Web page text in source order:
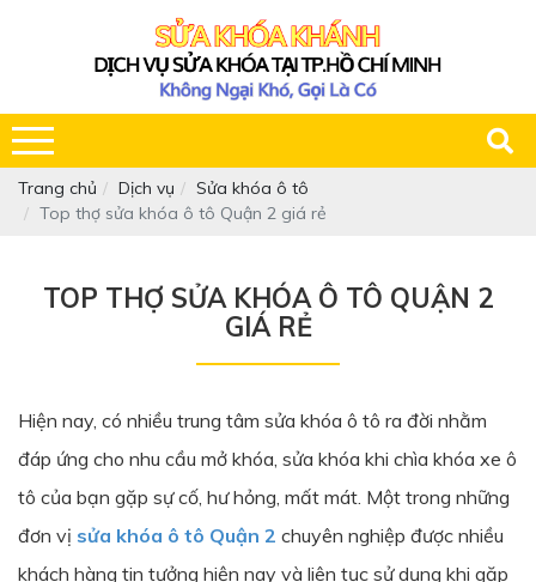
Trang chủ Dịch vụ
Sửa khóa ô tô
Top thợ sửa khóa ô tô Quận 2 giá rẻ
TOP THỢ SỬA KHÓA Ô TÔ QUẬN 2
GIÁ RẺ
Hiện nay, có nhiều trung tâm sửa khóa ô tô ra đời nhằm
đáp ứng cho nhu cầu mở khóa, sửa khóa khi chìa khóa xe ô
tô của bạn gặp sự cố, hư hỏng, mất mát. Một trong những
đơn vị sửa khóa ô tô Quận 2 chuyên nghiệp được nhiều
khách hàng tin tưởng hiện nay và liên tục sử dụng khi gặp